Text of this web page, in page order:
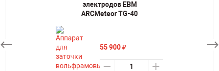
электродов ЕВМ
ARCMeteor TG-40
55 900₽